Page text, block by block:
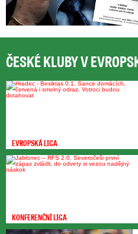
ČESKÉ KLUBY V
EVROPSKÁ LIGA
KONFERENČNÍ LIGA